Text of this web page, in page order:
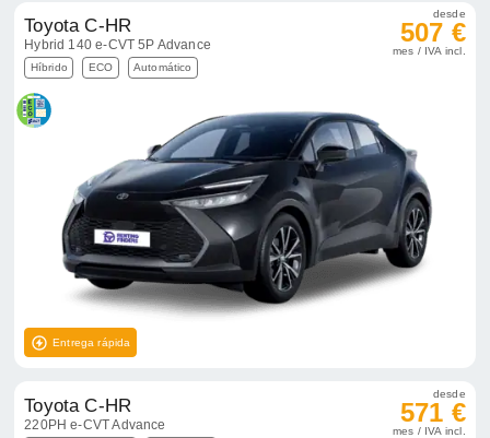
Toyota C-HR
Hybrid 140 e-CVT 5P Advance
Híbrido ECO Automático
desde
507 €
mes / IVA incl.
Entrega rápida
Toyota C-HR
220PH e-CVT Advance
desde
571 €
mes / IVA incl.